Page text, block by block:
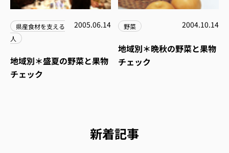
県産食材を支える
人
2005.06.14
地域別＊盛夏の野菜と果物
チェック
野菜 2004.10.14
地域別＊晩秋の野菜と果物
チェック
新着記事